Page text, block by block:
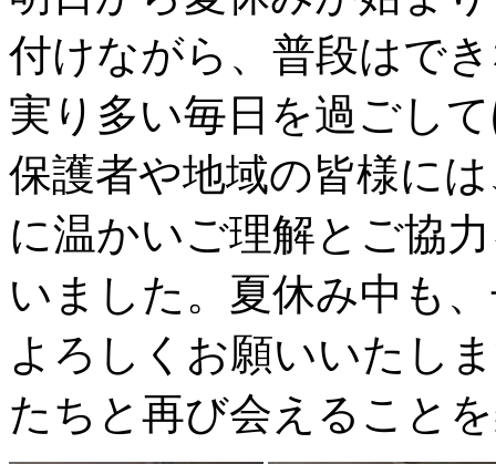
付けながら、普段はで
実り多い毎日を過ごし
保護者や地域の皆様に
に温かいご理解とご協
いました。夏休み中も
よろしくお願いいたし
たちと再び会えること